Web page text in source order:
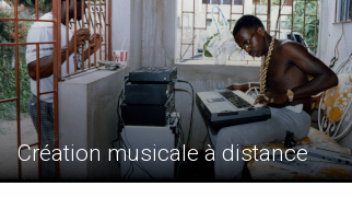
Création musicale à distance